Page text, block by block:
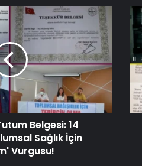
Belgesi: 14
Sağlık İçin
Vurgusu!